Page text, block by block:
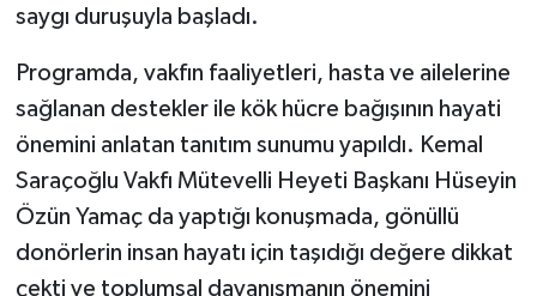
saygı duruşuyla başladı.
Programda, vakfın faaliyetleri, hasta ve ailelerine
sağlanan destekler ile kök hücre bağışının hayati
önemini anlatan tanıtım sunumu yapıldı. Kemal
Saraçoğlu Vakfı Mütevelli Heyeti Başkanı Hüseyin
Özün Yamaç da yaptığı konuşmada, gönüllü
donörlerin insan hayatı için taşıdığı değere dikkat
çekti ve toplumsal dayanışmanın önemini